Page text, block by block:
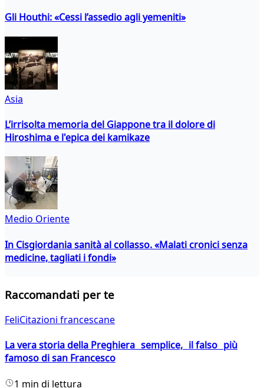
Gli Houthi: «Cessi l’assedio agli yemeniti»
Asia
L’irrisolta memoria del Giappone tra il dolore di
Hiroshima e l'epica dei kamikaze
Medio Oriente
In Cisgiordania sanità al collasso. «Malati cronici senza
medicine, tagliati i fondi»
Raccomandati per te
FeliCitazioni francescane
La vera storia della Preghiera semplice, il falso più
famoso di san Francesco
1 min di lettura